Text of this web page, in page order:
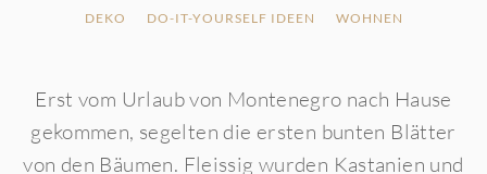
DEKO DO-IT-YOURSELF IDEEN WOHNEN
Erst vom Urlaub von Montenegro nach Hause
gekommen, segelten die ersten bunten Blätter
von den Bäumen. Fleissig wurden Kastanien und